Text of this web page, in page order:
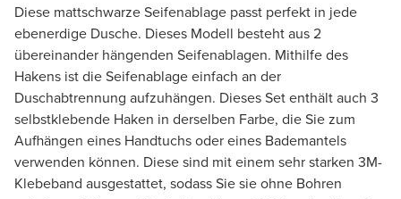
Diese mattschwarze Seifenablage passt perfekt in jede
ebenerdige Dusche. Dieses Modell besteht aus 2
übereinander hängenden Seifenablagen. Mithilfe des
Hakens ist die Seifenablage einfach an der
Duschabtrennung aufzuhängen. Dieses Set enthält auch 3
selbstklebende Haken in derselben Farbe, die Sie zum
Aufhängen eines Handtuchs oder eines Bademantels
verwenden können. Diese sind mit einem sehr starken 3M-
Klebeband ausgestattet, sodass Sie sie ohne Bohren